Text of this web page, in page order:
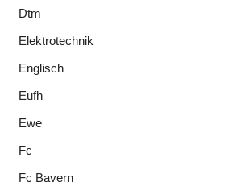
Dtm
Elektrotechnik
Englisch
Eufh
Ewe
Fc
Fc Bayern